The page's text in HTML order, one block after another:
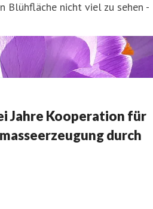
Blühfläche nicht viel zu sehen -
Jahre Kooperation für
durch